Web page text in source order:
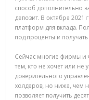
способ дополнительно
депозит. В октябре
платформ для вклада.
под проценты и
Сейчас многие фирмы и
тем, кто не хочет или не
доверительного
холдеров, но ниже, чем
позволяет получить